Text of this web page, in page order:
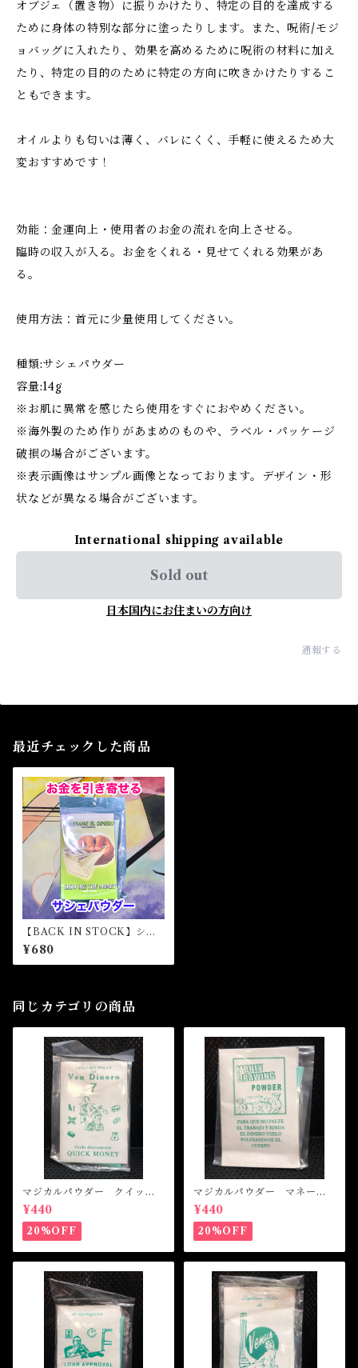
オブジェ（置き物）に振りかけたり、特定の目的を達成する
ために身体の特別な部分に塗ったりします。また、呪術/モジ
ョバッグに入れたり、効果を高めるために呪術の材料に加え
たり、特定の目的のために特定の方向に吹きかけたりするこ
ともできます。
オイルよりも匂いは薄く、バレにくく、手軽に使えるため大
変おすすめです！
効能：金運向上・使用者のお金の流れを向上させる。
臨時の収入が入る。お金をくれる・見せてくれる効果があ
る。
使用方法：首元に少量使用してください。
種類:サシェパウダー
容量:14g
※お肌に異常を感じたら使用をすぐにおやめください。
※海外製のため作りがあまめのものや、ラベル・パッケージ
破損の場合がございます。
※表示画像はサンプル画像となっております。デザイン・形
状などが異なる場合がございます。
International shipping available
Sold out
日本国内にお住まいの方向け
通報する
最近チェックした商品
【BACK IN STOCK】ショ
ウミーザ・マネー マジカル
パウダー・魔女パウダー SH
OW ME THE MONEY Mag
¥680
同じカテゴリの商品
マジカルパウダー クイック
マネー Magical Powder Q
UICK MONEY
¥440
20%OFF
マジカルパウダー マネード
ローイング Magical Powde
r MONEY DRAWING
¥440
20%OFF